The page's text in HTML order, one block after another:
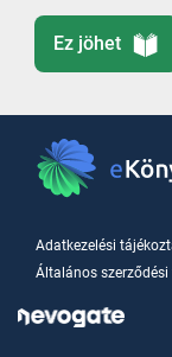
Ez jöhet
Adatkezelési
Általános szerződési